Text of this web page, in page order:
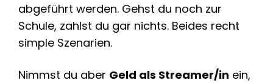
abgeführt werden. Gehst du noch zur
Schule, zahlst du gar nichts. Beides recht
simple Szenarien.
Nimmst du aber Geld als Streamer/in ein,